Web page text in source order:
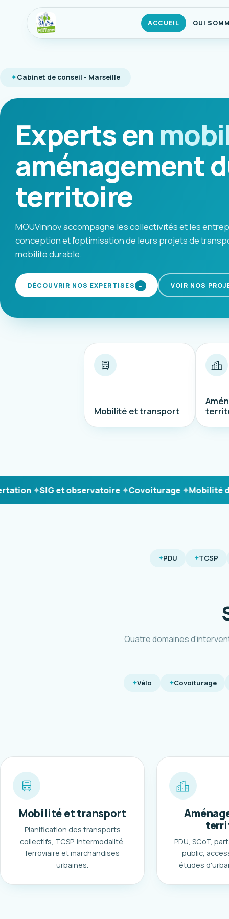
ACCUEIL QUI
Cabinet de conseil - Marseille
Experts en
aménagement
territoire
MOUVinnov accompagne les collectivités et les
conception et l'optimisation de leurs projets de
mobilité durable.
DÉCOUVRIR NOS EXPERTISES → VOIR NOS
Mobilité et transport
SIG et observatoire Covoiturage Mobilité
PDU TCSP
Quatre domaines
Vélo Covoiturage
Mobilité et transport
Planification des transports
collectifs, TCSP, intermodalité,
ferroviaire et marchandises
urbaines.
PDU, SCoT,
public,
études